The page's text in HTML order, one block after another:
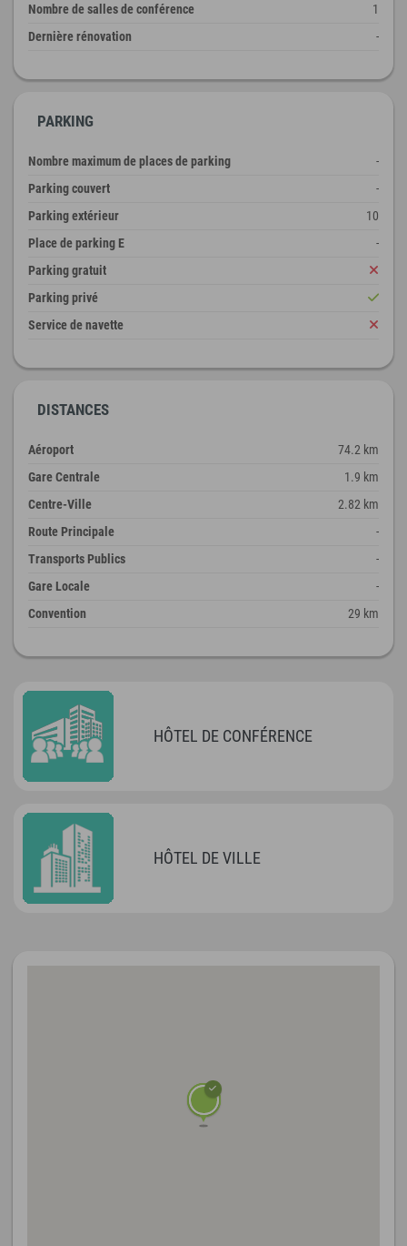
Nombre de salles de conférence
1
Dernière rénovation
-
PARKING
Nombre maximum de places de parking
-
Parking couvert
-
Parking extérieur
10
Place de parking E
-
Parking gratuit
Parking privé
Service de navette
DISTANCES
Aéroport
74.2 km
Gare Centrale
1.9 km
Centre-Ville
2.82 km
Route Principale
-
Transports Publics
-
Gare Locale
-
Convention
29 km
HÔTEL DE CONFÉRENCE
HÔTEL DE VILLE